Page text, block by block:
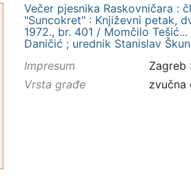
Večer pjesnika Raskovničara :
"Suncokret" : Književni petak,
1972., br. 401 / Momčilo
Daničić ; urednik Stanislav
Impresum
Zagreb
Vrsta građe
zvučna